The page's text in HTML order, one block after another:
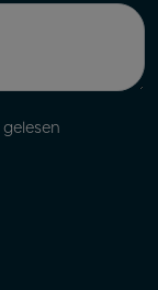
gelesen